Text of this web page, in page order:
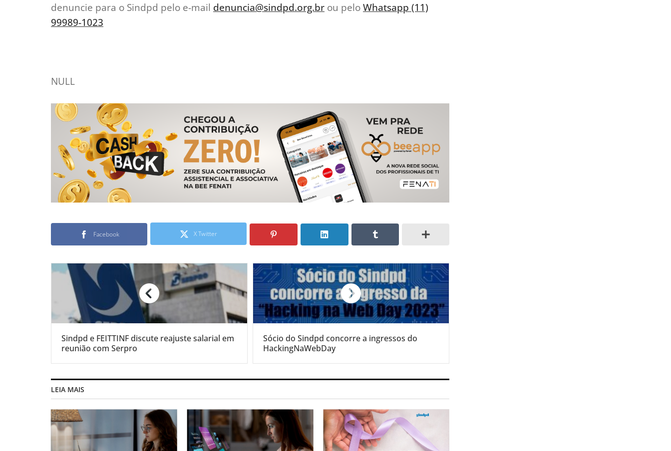
denuncie para o Sindpd pelo e-mail denuncia@sindpd.org.br ou peloWhatsapp (11)
99989-1023
NULL
Facebook X Twitter
Sindpd e FEITTINF discute reajuste salarial em
reunião com Serpro
Sócio do Sindpd concorre a ingressos do
HackingNaWebDay
LEIA MAIS